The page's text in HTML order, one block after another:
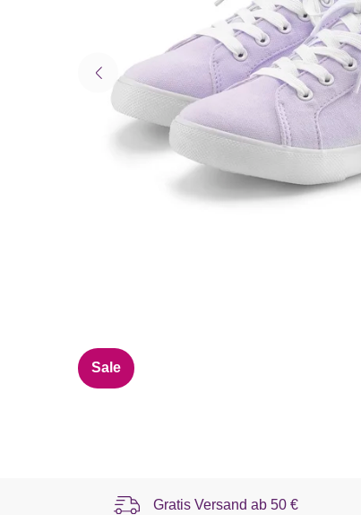
Sale
Gratis Versand ab 50 €